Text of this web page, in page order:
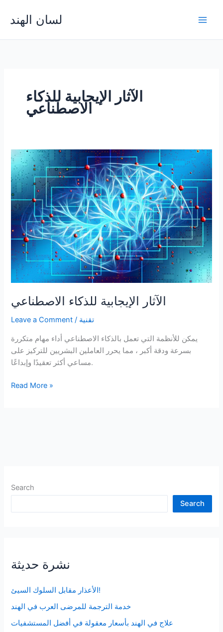
content
لسان الهند
الآثار الإيجابية للذكاء
الاصطناعي
الآثار الإيجابية للذكاء الاصطناعي
Leave a Comment / تقنية
يمكن للأنظمة التي تعمل بالذكاء الاصطناعي أداء مهام متكررة
بسرعة ودقة أكبر ، مما يحرر العاملين البشريين للتركيز على
مساعي أكثر تعقيدًا وإبداعًا.
الآثار
Read More »
Search
Search
نشرة حديثة
الأعذار مقابل السلوك السيئ!
خدمة الترجمة للمرضى العرب في الهند
علاج في الهند بأسعار معقولة في أفضل المستشفيات